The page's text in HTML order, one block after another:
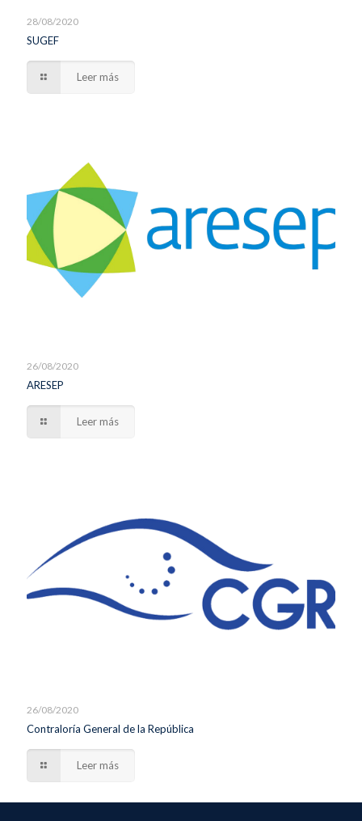
28/08/2020
SUGEF
Leer más
26/08/2020
ARESEP
Leer más
26/08/2020
Contraloría General de la República
Leer más